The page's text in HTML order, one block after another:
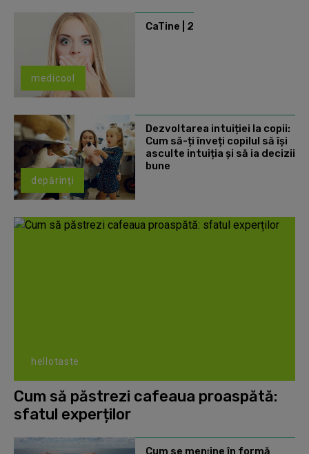
medicool
CaTine | 2
depărinți
Dezvoltarea intuiției la copii:
Cum să-ți înveți copilul să își
asculte intuiția și să ia decizii
bune
hellotaste
Cum să păstrezi cafeaua proaspătă:
sfatul experților
Cum se menţine în formă